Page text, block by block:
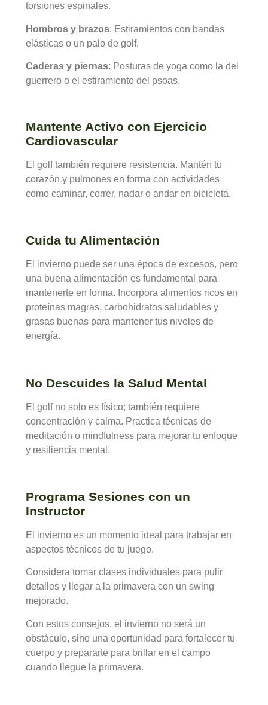
torsiones espinales.
Hombros y brazos: Estiramientos con bandas
elásticas o un palo de golf.
Caderas y piernas: Posturas de yoga como la del
guerrero o el estiramiento del psoas.
Mantente Activo con Ejercicio
Cardiovascular
El golf también requiere resistencia. Mantén tu
corazón y pulmones en forma con actividades
como caminar, correr, nadar o andar en bicicleta.
Cuida tu Alimentación
El invierno puede ser una época de excesos, pero
una buena alimentación es fundamental para
mantenerte en forma. Incorpora alimentos ricos en
proteínas magras, carbohidratos saludables y
grasas buenas para mantener tus niveles de
energía.
No Descuides la Salud Mental
El golf no solo es físico; también requiere
concentración y calma. Practica técnicas de
meditación o mindfulness para mejorar tu enfoque
y resiliencia mental.
Programa Sesiones con un
Instructor
El invierno es un momento ideal para trabajar en
aspectos técnicos de tu juego.
Considera tomar clases individuales para pulir
detalles y llegar a la primavera con un swing
mejorado.
Con estos consejos, el invierno no será un
obstáculo, sino una oportunidad para fortalecer tu
cuerpo y prepararte para brillar en el campo
cuando llegue la primavera.